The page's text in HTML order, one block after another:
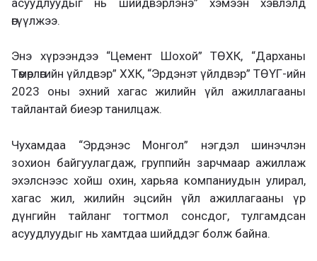
өгүүлжээ.
Энэ хүрээндээ “Цемент Шохой” ТӨХК, “Дарханы
Төмөрлөгийн үйлдвэр” ХХК, “Эрдэнэт үйлдвэр” ТӨҮГ-ийн
2023 оны эхний хагас жилийн үйл ажиллагааны
тайлантай биеэр танилцаж.
Чухамдаа “Эрдэнэс Монгол” нэгдэл шинэчлэн
зохион байгуулагдаж, группийн зарчмаар ажиллаж
эхэлснээс хойш охин, харьяа компаниудын улирал,
хагас жил, жилийн эцсийн үйл ажиллагааны үр
дүнгийн тайланг тогтмол сонсдог, тулгамдсан
асуудлуудыг нь хамтдаа шийддэг болж байна.